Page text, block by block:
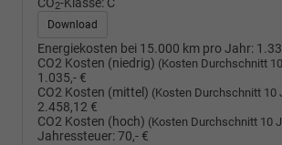
2
Download
Energiekosten bei 15.000 km pro Jahr:
CO2 Kosten (niedrig) (Kosten Durchschnitt
1.035,- €
CO2 Kosten (mittel) (Kosten Durchschnitt 10
2.458,12 €
CO2 Kosten (hoch) (Kosten Durchschnitt 10
Jahressteuer:70,- €